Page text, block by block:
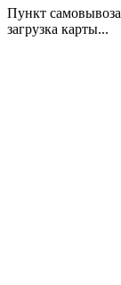
Пункт самовывоза
загрузка карты...